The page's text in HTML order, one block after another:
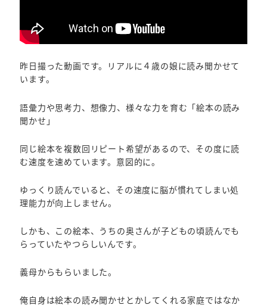
昨日撮った動画です。リアルに４歳の娘に読み聞かせて
います。
語彙力や思考力、想像力、様々な力を育む「絵本の読み
聞かせ」
同じ絵本を複数回リピート希望があるので、その度に読
む速度を速めています。意図的に。
ゆっくり読んでいると、その速度に脳が慣れてしまい処
理能力が向上しません。
しかも、この絵本、うちの奥さんが子どもの頃読んでも
らっていたやつらしいんです。
義母からもらいました。
俺自身は絵本の読み聞かせとかしてくれる家庭ではなか